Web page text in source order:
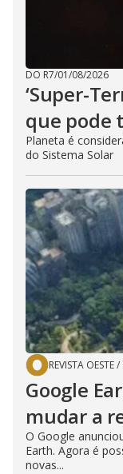
DO R7/01/08/2026
‘Super-
que pode
Planeta é
do Sistema Solar
REVISTA OESTE/
Google
mudar a
O Google
Earth. Agora é
novas...